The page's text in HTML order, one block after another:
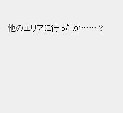
リアに行ったか……？